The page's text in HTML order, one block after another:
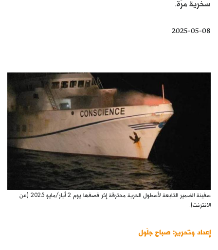
سخرية مرّة.
2025-05-08
سفينة الضمير التابعة لأسطول الحرية محترقة إثر قصفها يوم 2 أيار/مايو 2025 (عن
الانترنت).
إعداد وتحرير: صباح جلّول